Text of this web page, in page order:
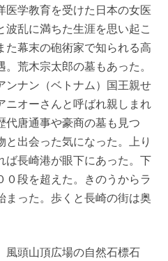
医学教育を受けた日本の女医
乱に満ちた生涯を思い起こ
幕末の砲術家で知られる高
荒木宗太郎の墓もあった。
ンナン（ベトナム）国王親せ
ニオーさんと呼ばれ親しまれ
唐通事や豪商の墓も見つ
出会った気になった。上り
ば長崎港が眼下にあった。下
０段を超えた。きのうからラ
まった。歩くと長崎の街は奥
風頭山頂広場の自然石標石